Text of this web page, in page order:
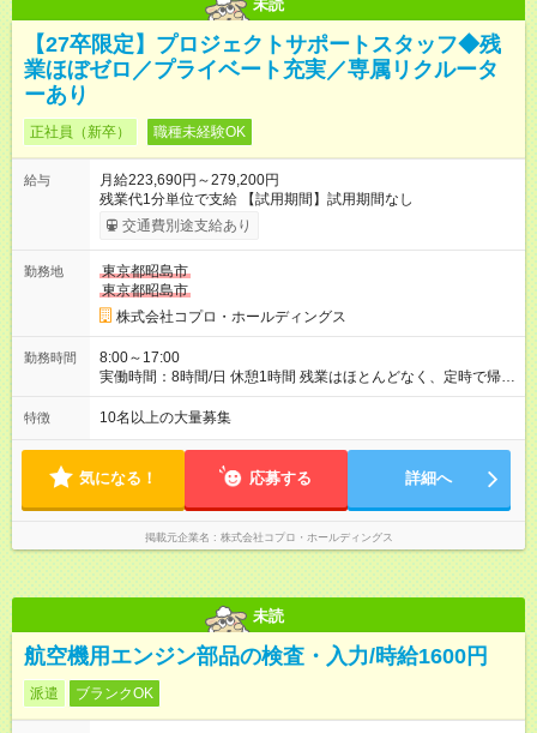
未読
【27卒限定】プロジェクトサポートスタッフ◆残
業ほぼゼロ／プライベート充実／専属リクルータ
ーあり
正社員（新卒） 職種未経験OK
給与
月給223,690円～279,200円
残業代1分単位で支給 【試用期間】試用期間なし
交通費別途支給あり
勤務地
東京都昭島市
東京都昭島市
株式会社コプロ・ホールディングス
勤務時間
8:00～17:00
実働時間：8時間/日 休憩1時間 残業はほとんどなく、定時で帰れ
る日が多い働き方です。 毎日の業務は進捗管理や事務が中心な
ので、 「今日やるべき仕事」が終われば、自然と区切りをつけ
方を大切にしています。
特徴 10名以上の大量募集
気になる！ 応募する 詳細へ
掲載元企業名 株式会社コプロ・ホールディングス
未読
航空機用エンジン部品の検査・入力/時給1600円
派遣 ブランクOK